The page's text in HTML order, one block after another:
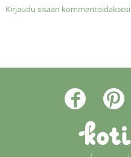
Kirjaudu sisään kommentoidaksesi